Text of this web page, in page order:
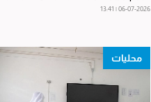
06-07-2026 | 13:41
محليات